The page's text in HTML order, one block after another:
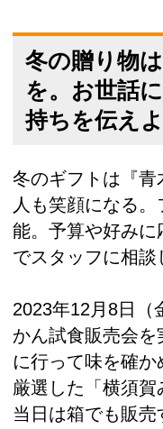
冬の贈り物
を。お世話
持ちを伝えよ
冬のギフトは『青
人も笑顔になる
能。予算や好み
でスタッフに相談
2023年12月8日（
かん試食販売会
に行って味を確
厳選した「横須
当日は箱でも販